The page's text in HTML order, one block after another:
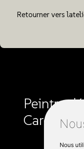
Nous
Retourner vers
Peintre
Carentoir :